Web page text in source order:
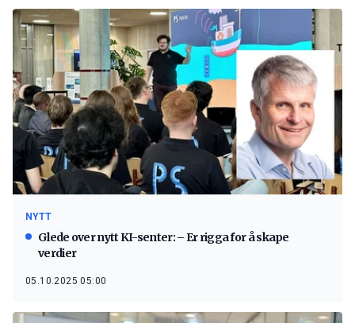
NYTT
Glede over nytt KI-senter: – Er rigga for å skape
verdier
05.10.2025 05:00